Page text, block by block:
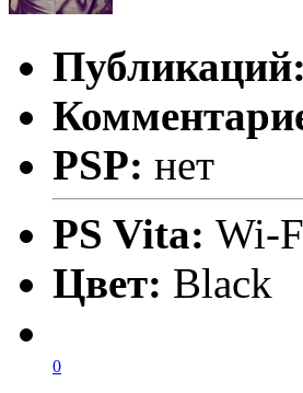
Публикаций:
PSP: нет
PS Vita: Wi-
Цвет: Black
0